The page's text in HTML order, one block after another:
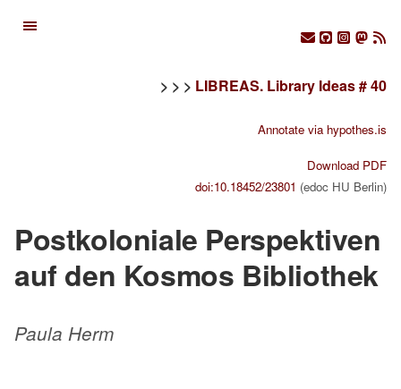
> > > LIBREAS. Library Ideas # 40
Annotate via hypothes.is
Download PDF
doi:10.18452/23801 (edoc HU Berlin)
Postkoloniale Perspektiven
auf den Kosmos Bibliothek
Paula Herm